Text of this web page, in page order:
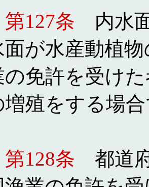
127条 内水
面が水産動植
の免許を受け
増殖をする場
128条 都道